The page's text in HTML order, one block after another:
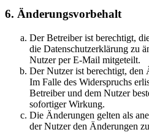
6. Änderungsvorbehalt
Der Betreiber ist berechtigt,
die Datenschutzerklärung zu
Nutzer per E-Mail mitgeteilt.
Der Nutzer ist berechtigt, den
Im Falle des Widerspruchs
Betreiber und dem Nutzer
sofortiger Wirkung.
Die Änderungen gelten als
der Nutzer den Änderungen